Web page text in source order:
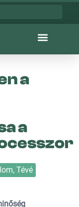
a
a
, Tévé